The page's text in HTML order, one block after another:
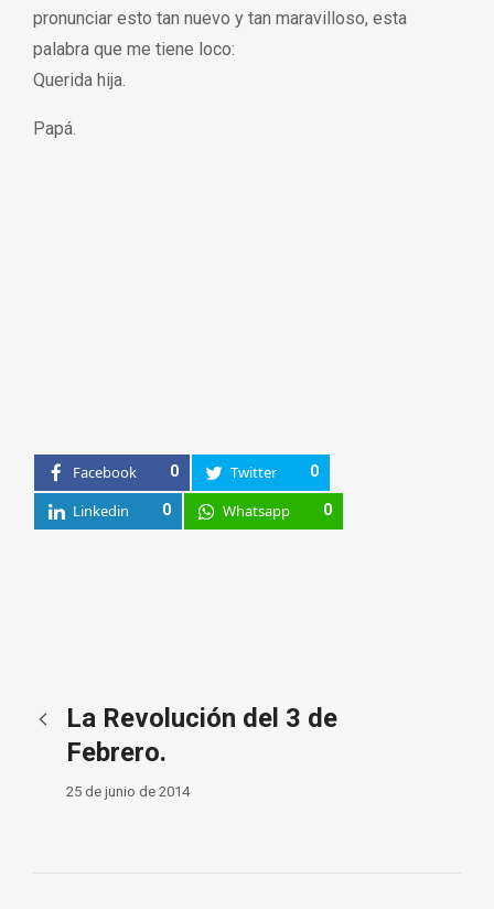
pronunciar esto tan nuevo y tan maravilloso, esta
palabra que me tiene loco:
Querida hija.
Papá.
Facebook 0 Twitter 0
Linkedin 0 Whatsapp 0
La Revolución del 3 de
Febrero.
25 de junio de 2014